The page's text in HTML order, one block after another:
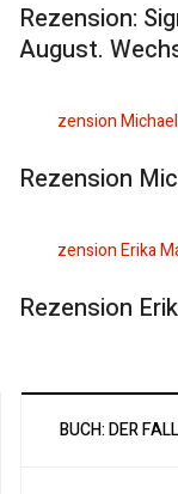
Rezension:
August.
Rezension
Rezension
BUCH: DER